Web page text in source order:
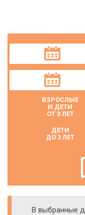
ВЗРОСЛЫЕ
И ДЕТИ
ОТ 3 ЛЕТ
ДЕТИ
ДО 3 ЛЕТ
В выбранные